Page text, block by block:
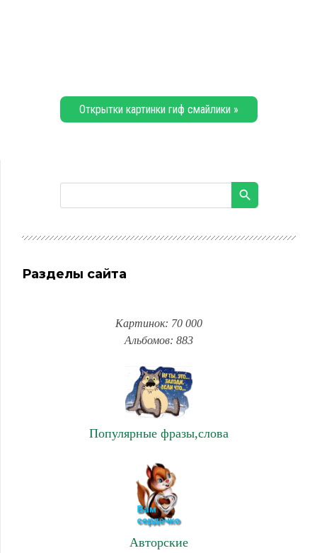
Открытки картинки гиф смайлики »
Разделы сайта
Картинок: 70 000
Альбомов: 883
Популярные фразы,слова
Авторские